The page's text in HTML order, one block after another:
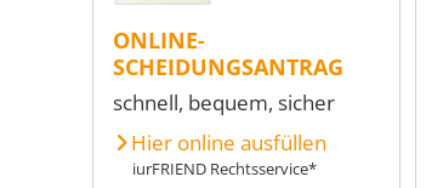
ONLINE-
SCHEIDUNGSANTRAG
schnell, bequem, sicher
Hier online ausfüllen
iurFRIEND Rechtsservice*